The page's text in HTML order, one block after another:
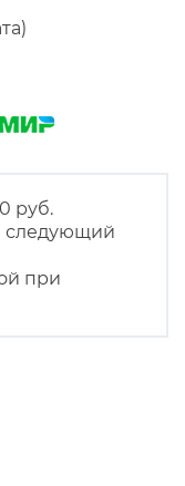
руб.
следующий
при